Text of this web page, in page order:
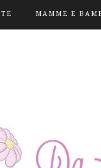
MAMME E